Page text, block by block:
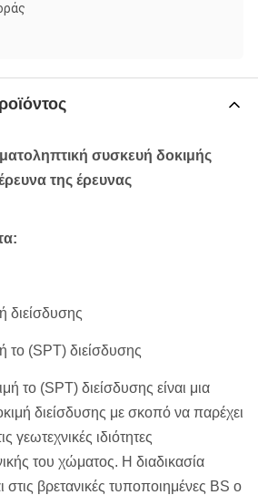
συσκευή δοκιμής
της έρευνας
διείσδυσης
το (SPT) διείσδυσης
το (SPT) διείσδυσης είναι μια
διείσδυσης με σκοπό να παρέχει
γεωτεχνικές ιδιότητες
του χώματος. Η διαδικασία
στις βρετανικές τυποποιημένες BS ο